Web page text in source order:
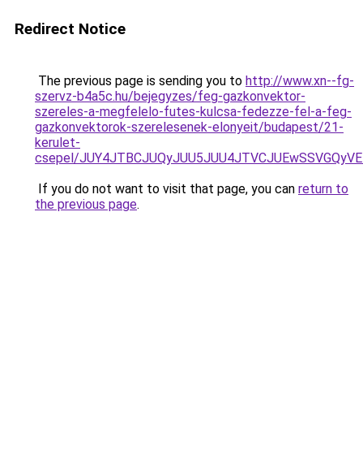
Redirect Notice
The previous page is sending you to http://www.xn--fg-
szervz-b4a5c.hu/bejegyzes/feg-gazkonvektor-
szereles-a-megfelelo-futes-kulcsa-fedezze-fel-a-feg-
gazkonvektorok-szerelesenek-elonyeit/budapest/21-
kerulet-
csepel/
If you do not want to visit that page, you can return to
the previous page.